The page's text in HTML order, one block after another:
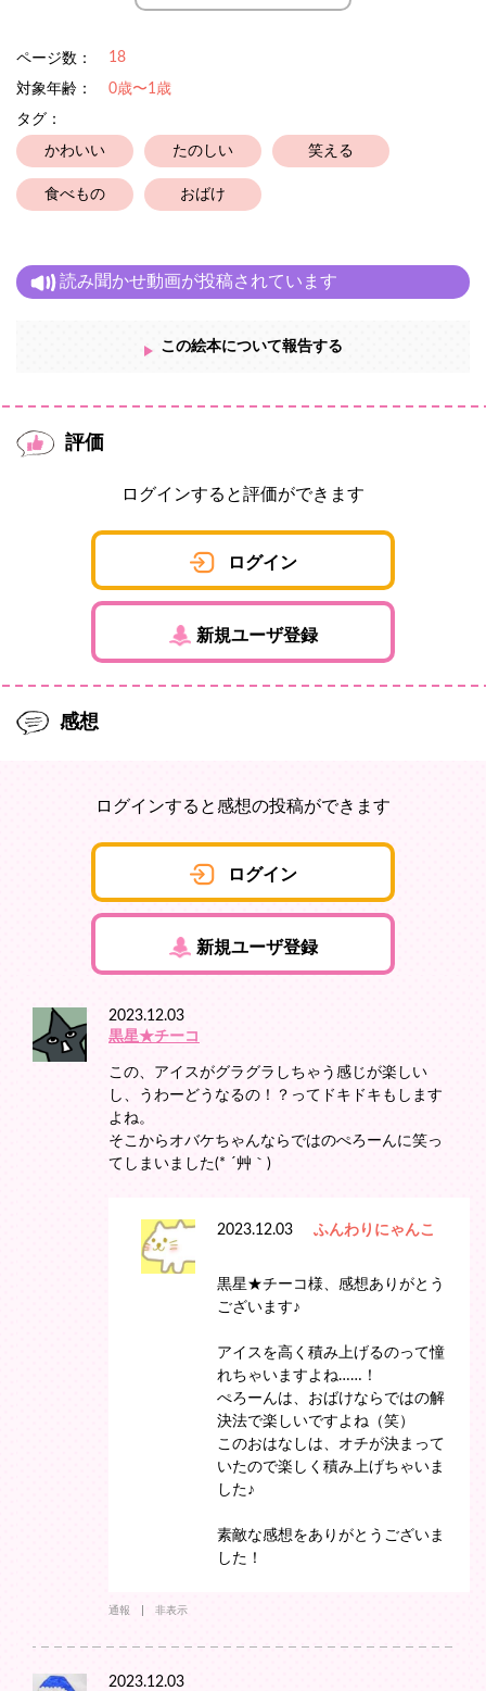
アイスクリームを食べたいおばけちゃん。
いっぱい選んだおばけちゃんのアイスクリームは、タワーみたい
小さなお子さまと一緒に、おばけちゃんとわくわくしてみてくだ
さいね♪
ページ数： 18
対象年齢：
0歳〜1歳
タグ：
かわいい たのしい 笑える
食べもの おばけ
読み聞かせ動画が投稿されています
この絵本について報告する
評価
ログインすると評価ができます
ログイン
新規ユーザ登録
感想
ログインすると感想の投稿ができます
ログイン
新規ユーザ登録
2023.12.03
黒星★チーコ
この、アイスがグラグラしちゃう感じが楽しい
し、うわーどうなるの！？ってドキドキもします
よね。
そこからオバケちゃんならではのぺろーんに笑っ
てしまいました(* ´艸｀)
2023.12.03 ふんわりにゃんこ
黒星★チーコ様、感想ありがとう
ございます♪
アイスを高く積み上げるのって憧
れちゃいますよね……！
ぺろーんは、おばけならではの解
決法で楽しいですよね（笑）
このおはなしは、オチが決まって
いたので楽しく積み上げちゃいま
した♪
素敵な感想をありがとうございま
した！
通報 非表示
2023.12.03